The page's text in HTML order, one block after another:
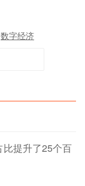
数字经济